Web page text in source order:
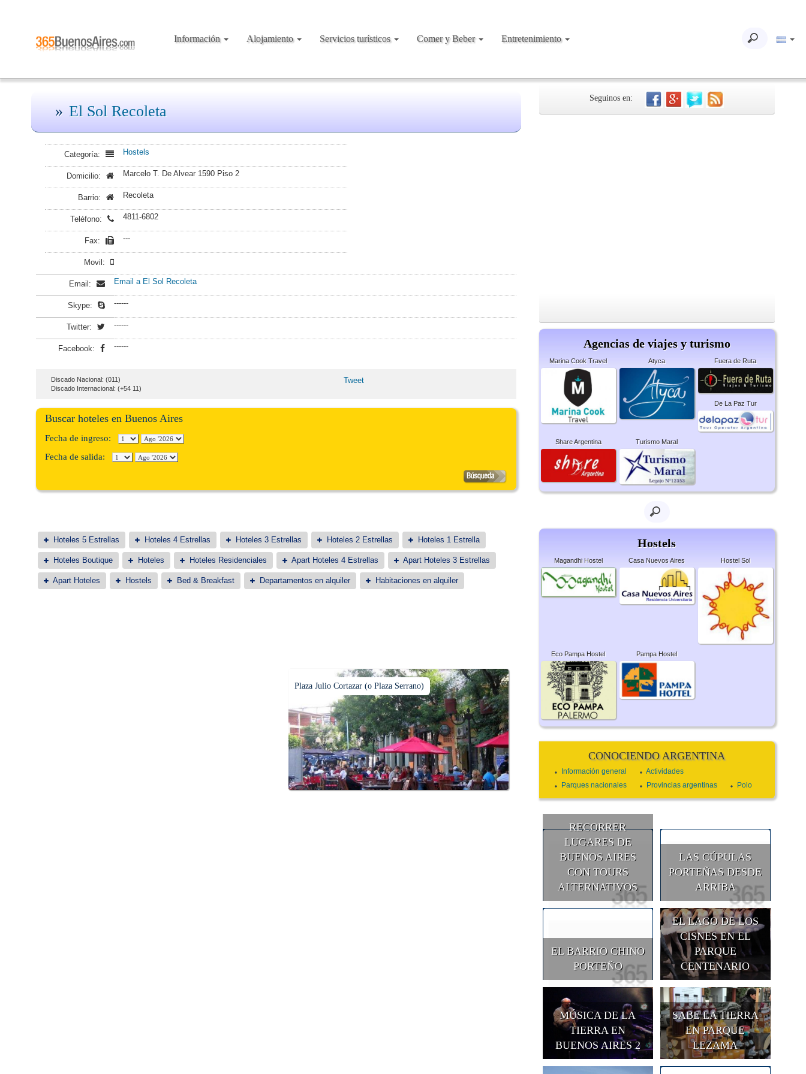
Información Alojamiento Servicios turísticos Comer y Beber Entretenimiento
El Sol Recoleta
Categoría: Hostels
Domicilio: Marcelo T. De Alvear 1590 Piso 2
Barrio: Recoleta
Teléfono: 4811-6802
Fax: ---
Movil:
Email: Email a El Sol Recoleta
Skype: ------
Twitter: ------
Facebook: ------
Discado Nacional: (011)
Discado Internacional: (+54 11)
Tweet
Buscar hoteles en Buenos Aires
Fecha de ingreso:
Fecha de salida:
Hoteles 5 Estrellas Hoteles 4 Estrellas Hoteles 3 Estrellas Hoteles 2 Estrellas Hoteles 1 Estrella
Hoteles Boutique Hoteles Hoteles Residenciales Apart Hoteles 4 Estrellas Apart Hoteles 3 Estrellas
Apart Hoteles Hostels Bed & Breakfast Departamentos en alquiler Habitaciones en alquiler
Plaza Julio Cortazar (o Plaza Serrano)
Seguinos en:
Agencias de viajes y turismo
Marina Cook Travel Atyca Fuera de Ruta
De La Paz Tur
Share Argentina Turismo Maral
Hostels
Magandhi Hostel Casa Nuevos Aires Hostel Sol
Eco Pampa Hostel Pampa Hostel
CONOCIENDO ARGENTINA
Información general
Actividades
Parques nacionales
Provincias argentinas Polo
RECORRER
LUGARES DE
BUENOS AIRES
CON TOURS
ALTERNATIVOS
LAS CÚPULAS
PORTEÑAS DESDE
ARRIBA
EL BARRIO CHINO
PORTEÑO
EL LAGO DE LOS
CISNES EN EL
PARQUE
CENTENARIO
MÚSICA DE LA
TIERRA EN
BUENOS AIRES 2
SABE LA TIERRA
EN PARQUE
LEZAMA